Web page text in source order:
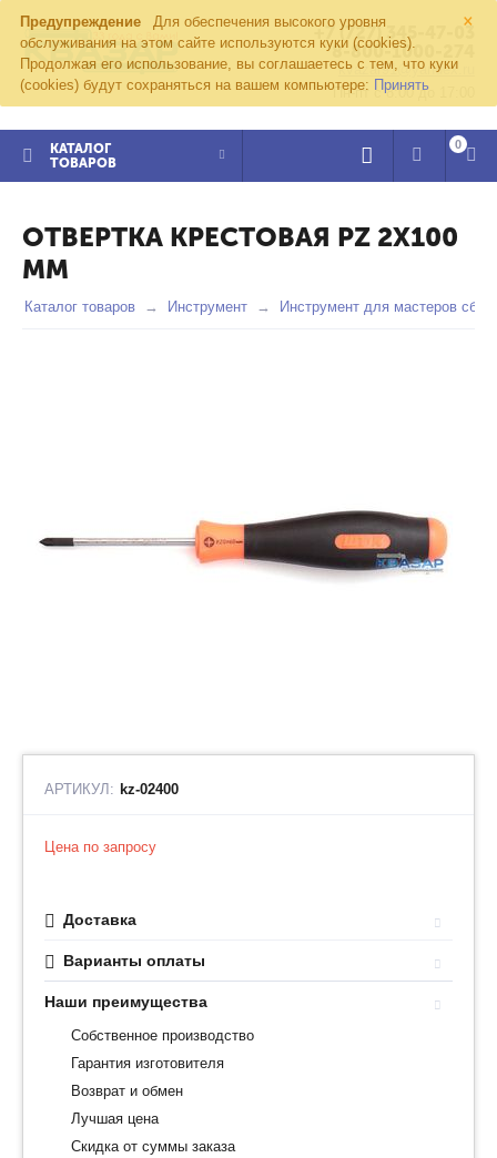
×
Предупреждение
Для обеспечения высокого уровня
обслуживания на этом сайте используются куки (cookies).
Продолжая его использование, вы соглашаетесь с тем, что куки
(cookies) будут сохраняться на вашем компьютере: Принять
+7 (727) 345-47-03
8-800-1000-274
kvazar91@yandex.ru
Пн-пт с 8:00 до 17:00
КАТАЛОГ
ТОВАРОВ
0
ОТВЕРТКА КРЕСТОВАЯ PZ 2Х100
ММ
Каталог товаров Инструмент Инструмент для мастеров
АРТИКУЛ: kz-02400
Цена по запросу
Доставка
Варианты оплаты
Наши преимущества
Собственное производство
Гарантия изготовителя
Возврат и обмен
Лучшая цена
Скидка от суммы заказа